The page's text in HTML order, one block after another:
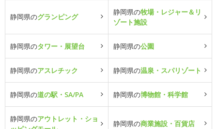
静岡県のグランピング
静岡県の牧場・レジャー＆リ
ゾート施設
静岡県のタワー・展望台 静岡県の公園
静岡県のアスレチック 静岡県の温泉・スパリゾート
静岡県の道の駅・SA/PA 静岡県の博物館・科学館
静岡県のアウトレット・ショ
静岡県の商業施設・百貨店